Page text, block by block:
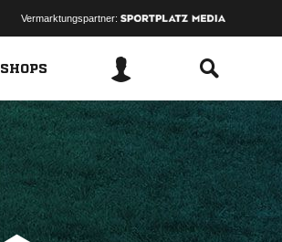
Vermarktungspartner:
SHOPS